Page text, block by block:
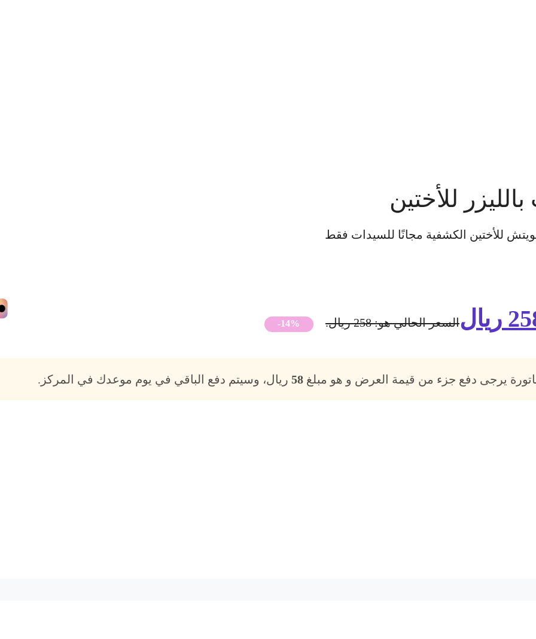
للأختين
للأختين الكشفية مجانًا للسيدات فقط
ريالالسعر الحالي هو: 258 ريال. -14%
يرجى دفع جزء من قيمة العرض و هو مبلغ58 ريال، وسيتم دفع الباقي في يوم موعدك في المركز.